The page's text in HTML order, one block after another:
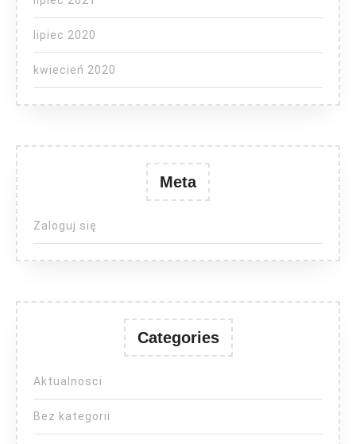
lipiec 2020
kwiecień 2020
Meta
Zaloguj się
Categories
Aktualnosci
Bez kategorii